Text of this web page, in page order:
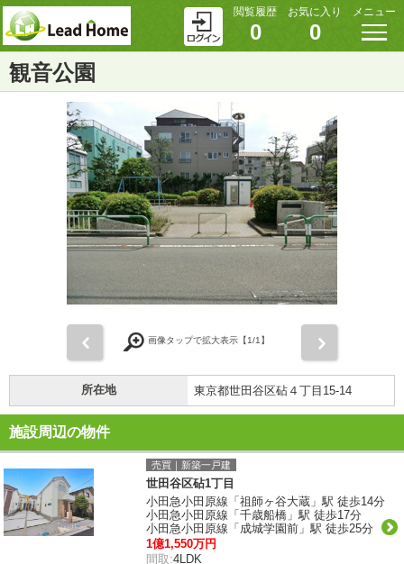
閲覧履歴
0
お気に入り
0
メニュー
観音公園
画像タップで拡大表示【1/1】
所在地 東京都世田谷区砧４丁目15-14
施設周辺の物件
売買｜新築一戸建
世田谷区砧1丁目
小田急小田原線「祖師ヶ谷大蔵」駅 徒歩14分
小田急小田原線「千歳船橋」駅 徒歩17分
小田急小田原線「成城学園前」駅 徒歩25分
1億1,550万円
間取:4LDK